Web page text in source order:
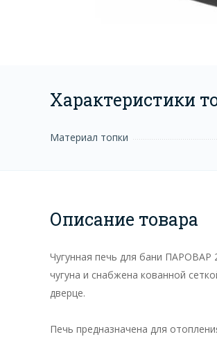
Характеристики
Материал топки
Описание товара
Чугунная печь для бани ПАРОВАР
чугуна и снабжена кованной
дверце.
Печь предназначена для